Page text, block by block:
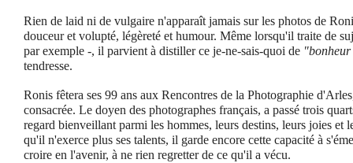
Rien de laid ni de vulgaire n'apparaît jamais sur les photos de
douceur et volupté, légèreté et humour. Même lorsqu'il traite de
par exemple -, il parvient à distiller ce je-ne-sais-quoi de
tendresse.
Ronis fêtera ses 99 ans aux Rencontres de la Photographie
consacrée. Le doyen des photographes français, a passé trois
regard bienveillant parmi les hommes, leurs destins, leurs joies et
qu'il n'exerce plus ses talents, il garde encore cette capacité à
croire en l'avenir, à ne rien regretter de ce qu'il a vécu.